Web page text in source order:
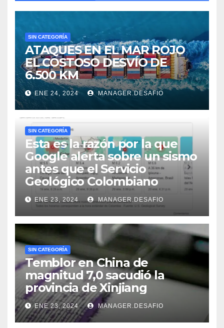
SIN CATEGORÍA
ATAQUES EN EL MAR ROJO
EL COSTOSO DESVÍO DE
6.500 KM
ENE 24, 2024 MANAGER.DESAFIO
SIN CATEGORÍA
Esta es la razón por la que
Google alerta sobre un sismo
antes que el Servicio
Geológico Colombiano
ENE 23, 2024 MANAGER.DESAFIO
SIN CATEGORÍA
Temblor en China de
magnitud 7,0 sacudió la
provincia de Xinjiang
ENE 23, 2024 MANAGER.DESAFIO